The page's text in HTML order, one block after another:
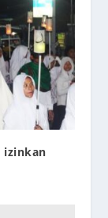
izinkan